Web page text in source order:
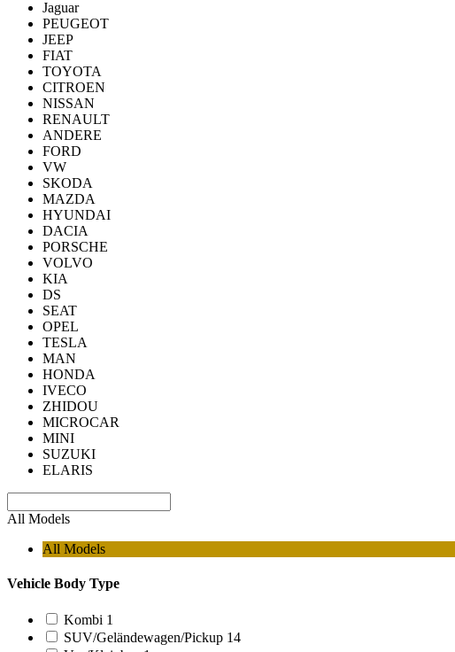
Jaguar
PEUGEOT
JEEP
FIAT
TOYOTA
CITROEN
NISSAN
RENAULT
ANDERE
FORD
VW
SKODA
MAZDA
HYUNDAI
DACIA
PORSCHE
VOLVO
KIA
DS
SEAT
OPEL
TESLA
MAN
HONDA
IVECO
ZHIDOU
MICROCAR
MINI
SUZUKI
ELARIS
All Models
All Models
Vehicle Body Type
Kombi 1
SUV/Geländewagen/Pickup 14